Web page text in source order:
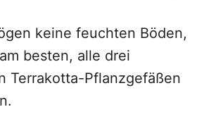
keine feuchten Böden,
besten, alle drei
Terrakotta-Pflanzgefäßen